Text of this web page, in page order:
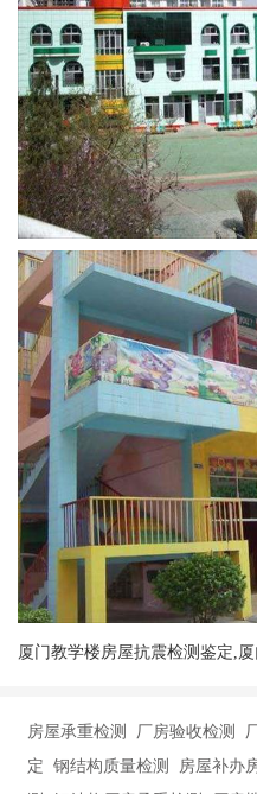
厦门教学楼房屋抗震检测鉴定,
房屋承重检测 厂房验收检测
定 钢结构质量检测 房屋补办